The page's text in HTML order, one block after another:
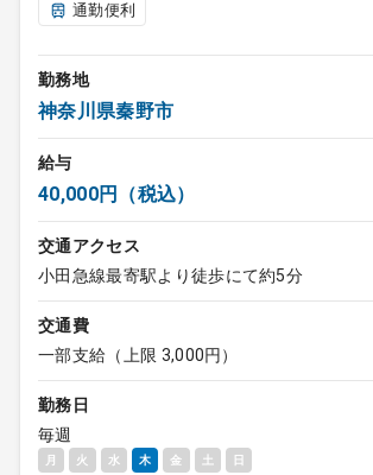
通勤便利
勤務地
神奈川県秦野市
給与
40,000円（税込）
交通アクセス
小田急線最寄駅より徒歩にて約5分
交通費
一部支給（上限 3,000円）
勤務日
毎週
月 火 水 木 金 土 日